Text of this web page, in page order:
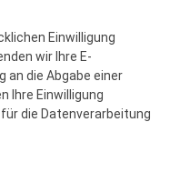
Einwilligung
wir Ihre E-
an die Abgabe einer
Ihre Einwilligung
die Datenverarbeitung